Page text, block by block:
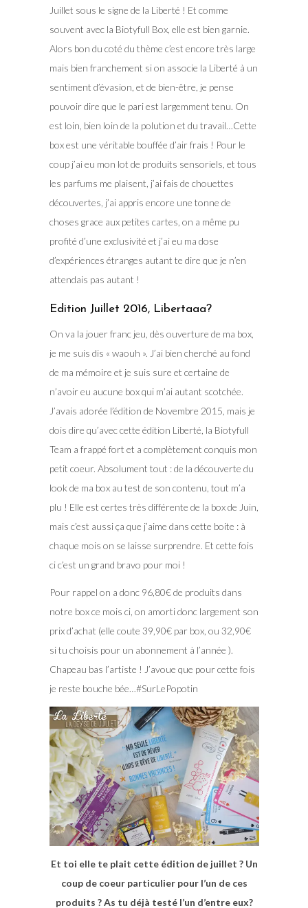
Juillet sous le signe de la Liberté ! Et comme
souvent avec la Biotyfull Box, elle est bien garnie.
Alors bon du coté du thème c’est encore très large
mais bien franchement si on associe la Liberté à un
sentiment d’évasion, et de bien-être, je pense
pouvoir dire que le pari est largemment tenu. On
est loin, bien loin de la polution et du travail…Cette
box est une véritable bouffée d’air frais ! Pour le
coup j’ai eu mon lot de produits sensoriels, et tous
les parfums me plaisent, j’ai fais de chouettes
découvertes, j’ai appris encore une tonne de
choses grace aux petites cartes, on a même pu
profité d’une exclusivité et j’ai eu ma dose
d’expériences étranges autant te dire que je n’en
attendais pas autant !
Edition Juillet 2016, Libertaaa?
On va la jouer franc jeu, dès ouverture de ma box,
je me suis dis « waouh ». J’ai bien cherché au fond
de ma mémoire et je suis sure et certaine de
n’avoir eu aucune box qui m’ai autant scotchée.
J’avais adorée l’édition de Novembre 2015, mais je
dois dire qu’avec cette édition Liberté, la Biotyfull
Team a frappé fort et a complètement conquis mon
petit coeur. Absolument tout : de la découverte du
look de ma box au test de son contenu, tout m’a
plu ! Elle est certes très différente de la box de Juin,
mais c’est aussi ça que j’aime dans cette boite : à
chaque mois on se laisse surprendre. Et cette fois
ci c’est un grand bravo pour moi !
Pour rappel on a donc 96,80€ de produits dans
notre box ce mois ci, on amorti donc largement son
prix d’achat (elle coute 39,90€ par box, ou 32,90€
si tu choisis pour un abonnement à l’année ).
Chapeau bas l’artiste ! J’avoue que pour cette fois
je reste bouche bée…#SurLePopotin
Et toi elle te plait cette édition de juillet ? Un
coup de coeur particulier pour l’un de ces
produits ? As tu déjà testé l’un d’entre eux?